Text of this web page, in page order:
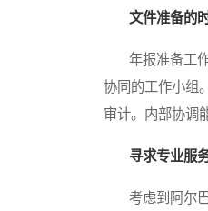
文件准备的
年报准备工作
协同的工作小组
审计。内部协调
寻求专业服
考虑到阿尔巴